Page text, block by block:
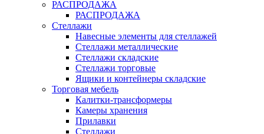
РАСПРОДАЖА
РАСПРОДАЖА
Стеллажи
Навесные элементы для стеллажей
Стеллажи металлические
Стеллажи складские
Стеллажи торговые
Ящики и контейнеры складские
Торговая мебель
Калитки-трансформеры
Камеры хранения
Прилавки
Стеллажи